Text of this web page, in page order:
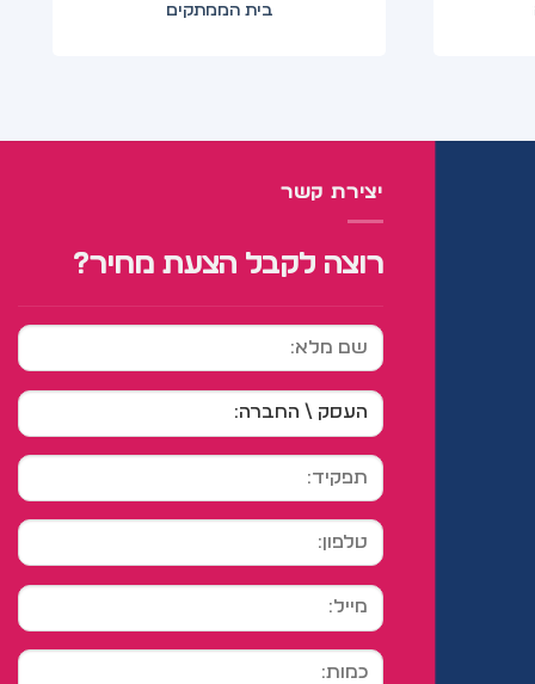
בית הממתקים
יצירת קשר
רוצה לקבל הצעת מחיר?